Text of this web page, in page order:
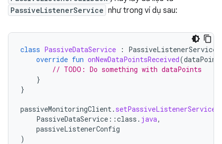
PassiveListenerService như trong ví dụ sau:
class PassiveDataService : PassiveListenerService
override fun onNewDataPointsReceived(
// TODO: Do something with dataPoints
}
}
passiveMonitoringClient.
PassiveDataService ::class . java,
passiveListenerConfig
)